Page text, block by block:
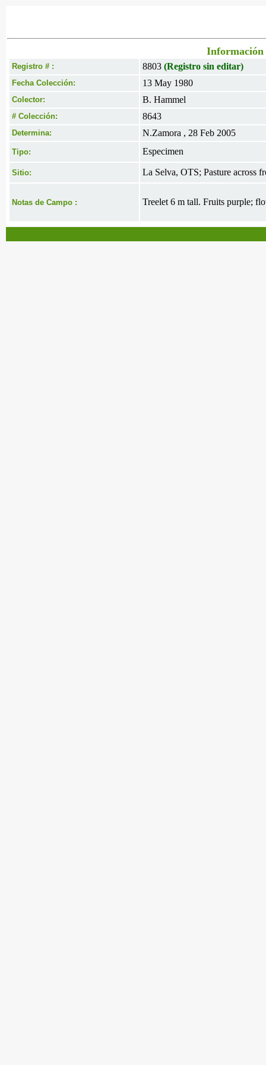
Información
Registro # : 8803 (Registro sin editar)
Fecha Colección: 13 May 1980
Colector: B. Hammel
# Colección: 8643
Determina: N.Zamora , 28 Feb 2005
Tipo: Especimen
Sitio: La Selva, OTS; Pasture across
Notas de Campo : Treelet 6 m tall. Fruits purple;